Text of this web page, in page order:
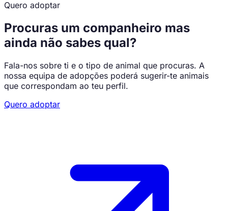
Quero adoptar
Procuras um companheiro mas
ainda não sabes qual?
Fala-nos sobre ti e o tipo de animal que procuras. A
nossa equipa de adopções poderá sugerir-te animais
que correspondam ao teu perfil.
Quero adoptar